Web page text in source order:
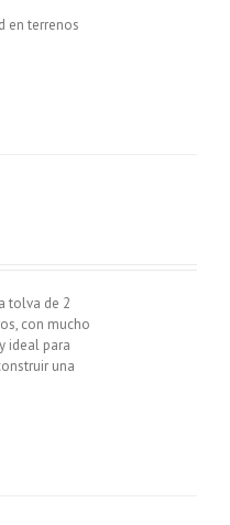
en terrenos
tolva de 2
con mucho
ideal para
una